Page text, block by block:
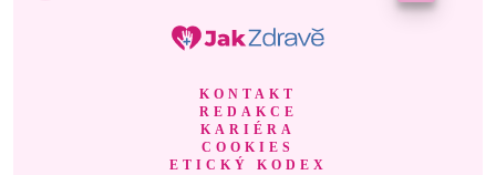
KONTAKT
REDAKCE
KARIÉRA
COOKIES
ETICKÝ KODEX